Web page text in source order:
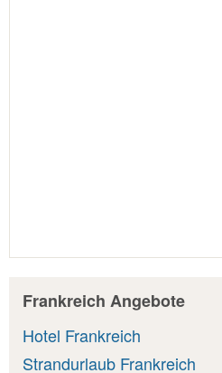
Frankreich Angebote
Hotel Frankreich
Strandurlaub Frankreich